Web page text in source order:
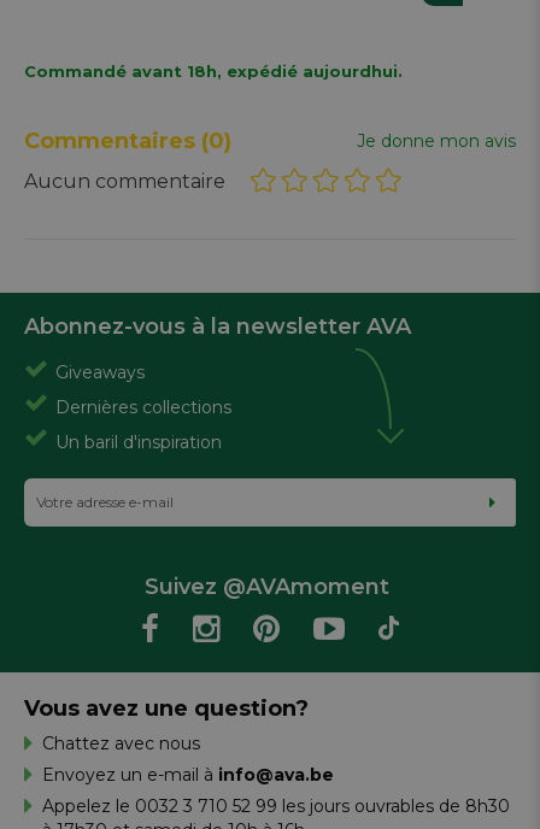
Commandé avant 18h, expédié aujourdhui.
Commentaires (0) Je donne mon avis
Aucun commentaire
Abonnez-vous à la newsletter AVA
Giveaways
Dernières collections
Un baril d'inspiration
Suivez @AVAmoment
Vous avez une question?
Chattez avec nous
Envoyez un e-mail à info@ava.be
Appelez le 0032 3 710 52 99 les jours ouvrables de 8h30